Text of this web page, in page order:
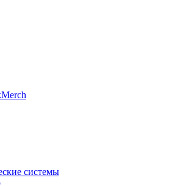
системы